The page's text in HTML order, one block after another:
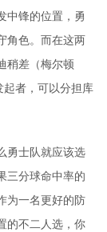
中锋的位置，勇
角色。而在这两
稍差（梅尔顿
者，可以分担库
勇士队就应该选
三分球命中率的
为一名更好的防
的不二人选，你